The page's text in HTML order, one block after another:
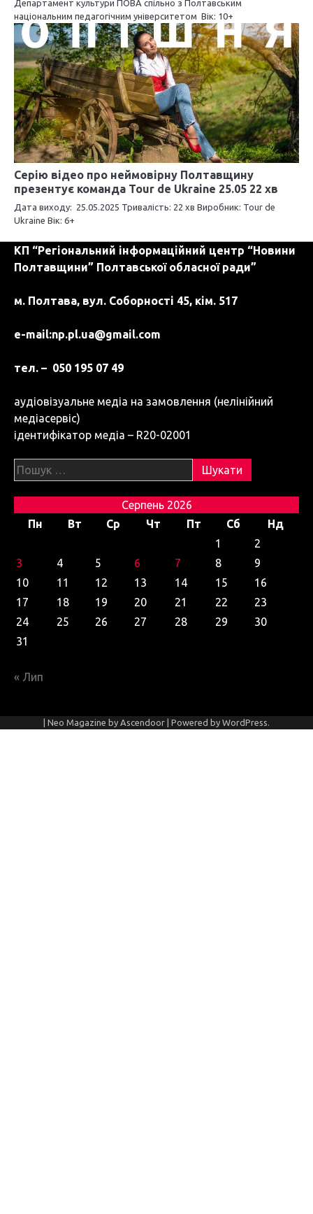
с
в
Департамент культури ПОВА спільно з Полтавським
національним педагогічним університетом Вік: 10+
Серію відео про неймовірну Полтавщину
презентує команда Tour de Ukraine 25.05 22 хв
Дата виходу: 25.05.2025 Тривалість: 22 хв Виробник: Tour de
Ukraine Вік: 6+
КП “Регіональний інформаційний центр “Новини
Полтавщини” Полтавської обласної ради”
м. Полтава, вул. Соборності 45, кім. 517
e-mail:np.pl.ua@gmail.com
тел. – 050 195 07 49
аудіовізуальне медіа на замовлення (нелінійний
медіасервіс)
ідентифікатор медіа – R20-02001
Пошук:
Серпень 2026
Пн
Вт Ср Чт Пт Сб
Нд
1
2
3
4 5 6 7 8
9
10
11 12 13 14 15
16
17
18 19 20 21 22
23
24
25 26 27 28 29
30
31
« Лип
| Neo Magazine by Ascendoor | Powered by WordPress.